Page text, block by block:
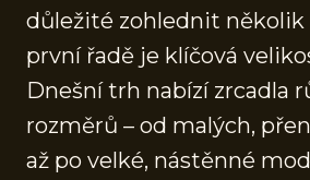
důležité zohlednit několik
první řadě je klíčová
Dnešní trh nabízí zrcadla
rozměrů – od malých,
až po velké, nástěnné